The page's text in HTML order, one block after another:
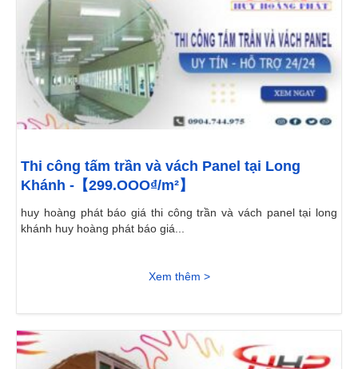
Thi công tấm trần và vách Panel tại Long
Khánh -【299.OOO₫/m²】
huy hoàng phát báo giá thi công trần và vách panel tại long
khánh huy hoàng phát báo giá...
Xem thêm >